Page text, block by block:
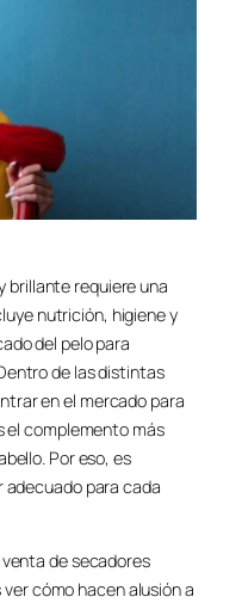
brillante requiere una
nutrición, higiene y
del pelo para
de las distintas
en el mercado para
el complemento más
Por eso, es
para cada
de secadores
cómo hacen alusión a